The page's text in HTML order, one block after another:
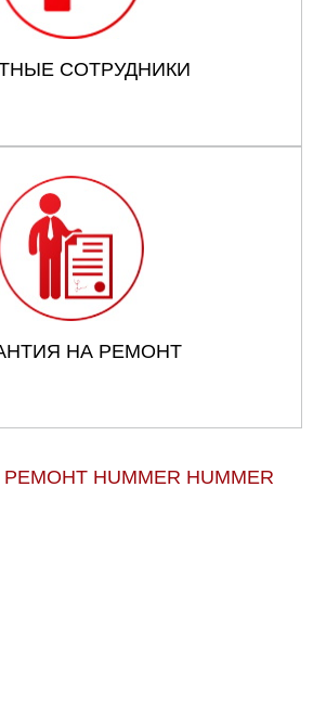
СОТРУДНИКИ
НА РЕМОНТ
HUMMER HUMMER